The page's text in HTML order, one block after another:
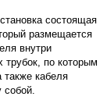
состоящая
размещается
внутри
по которым
также кабеля